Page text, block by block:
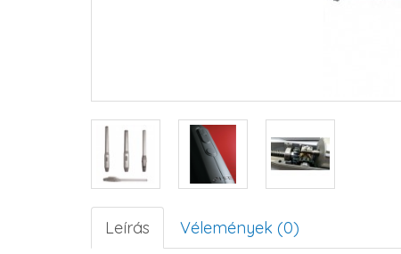
Leírás Vélemények (0)